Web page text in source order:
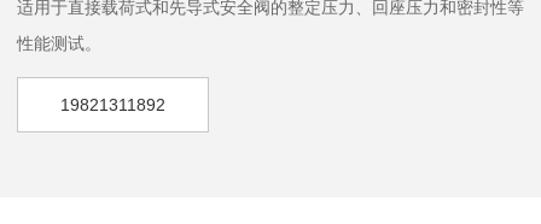
适用于直接载荷式和先导式安全阀的整定压力、回座压力和密封性等
性能测试。
19821311892